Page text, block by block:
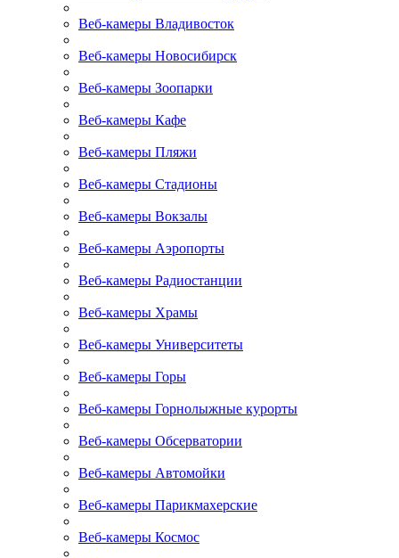
Веб-камеры Владивосток
Веб-камеры Новосибирск
Веб-камеры Зоопарки
Веб-камеры Кафе
Веб-камеры Пляжи
Веб-камеры Стадионы
Веб-камеры Вокзалы
Веб-камеры Аэропорты
Веб-камеры Радиостанции
Веб-камеры Храмы
Веб-камеры Университеты
Веб-камеры Горы
Веб-камеры Горнолыжные курорты
Веб-камеры Обсерватории
Веб-камеры Автомойки
Веб-камеры Парикмахерские
Веб-камеры Космос